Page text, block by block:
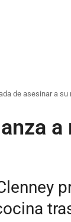
de asesinar a su